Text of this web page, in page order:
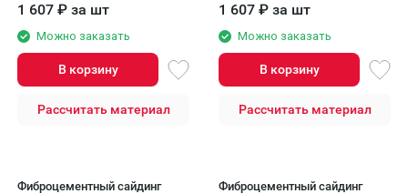
Гавайский Песок
1 607 ₽ за шт
Можно заказать
В корзину
Рассчитать материал
1 607 ₽ за шт
Можно заказать
В корзину
Рассчитать материал
Фиброцементный сайдинг
Фиброцементный сайдинг